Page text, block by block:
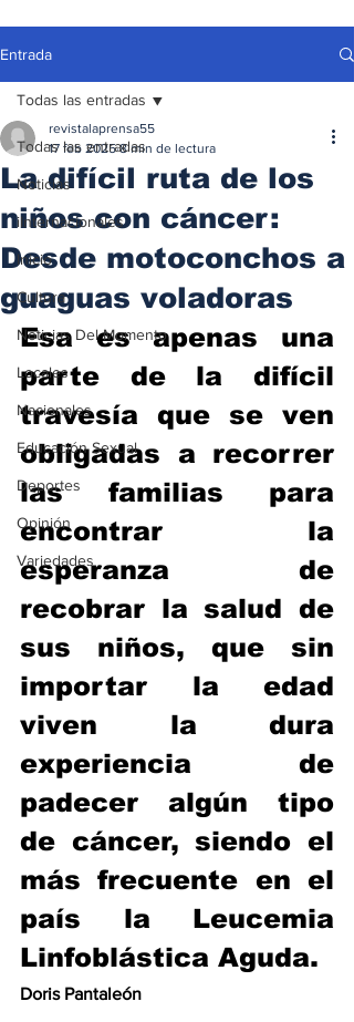
Entrada
Todas las entradas
Noticias
iInternacionales
Inicio
Cultura
Noticias Del Momento
Locales
Nacionales
Educación Sexual
Deportes
Opinión
Variedades
Todas las entradas
La difícil ruta de los
niños con cáncer:
Desde motoconchos a
guaguas voladoras
revistalaprensa55
17 feb 2025 8 min de lectura
Esa es apenas una
parte de la difícil
travesía que se ven
obligadas a recorrer
las familias para
encontrar la
esperanza de
recobrar la salud de
sus niños, que sin
importar la edad
viven la dura
experiencia de
padecer algún tipo
de cáncer, siendo el
más frecuente en el
país la Leucemia
Linfoblástica Aguda.
Doris Pantaleón